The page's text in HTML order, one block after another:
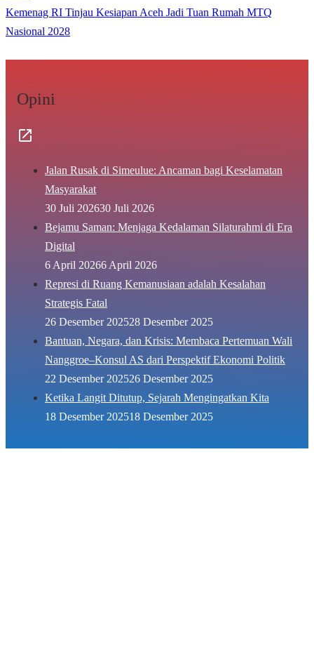
Kemenag RI Tinjau Kesiapan Aceh Jadi Tuan Rumah MTQ
Nasional 2028
Opini
Jalan Rusak di Simeulue: Ancaman bagi Keselamatan
Masyarakat
30 Juli 202630 Juli 2026
Bejamu Saman: Menjaga Kedalaman Silaturahmi di Era
Digital
6 April 20266 April 2026
Represi di Ruang Kemanusiaan adalah Kesalahan
Strategis Fatal
26 Desember 202528 Desember 2025
Bantuan, Negara, dan Krisis: Membaca Pertemuan Wali
Nanggroe–Konsul AS dari Perspektif Ekonomi Politik
22 Desember 202526 Desember 2025
Ketika Langit Ditutup, Sejarah Mengingatkan Kita
18 Desember 202518 Desember 2025